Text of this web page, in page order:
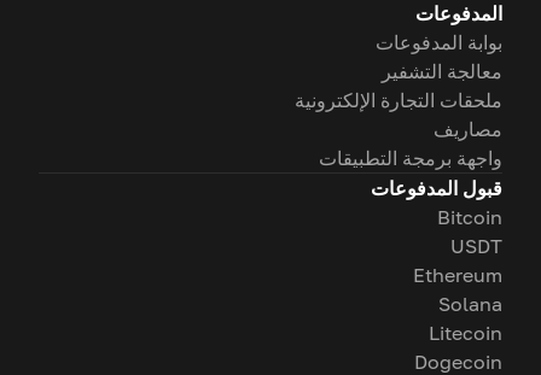
المدفوعات
بوابة المدفوعات
معالجة التشفير
ملحقات التجارة الإلكترونية
مصاريف
واجهة برمجة التطبيقات
قبول المدفوعات
Bitcoin
USDT
Ethereum
Solana
Litecoin
Dogecoin